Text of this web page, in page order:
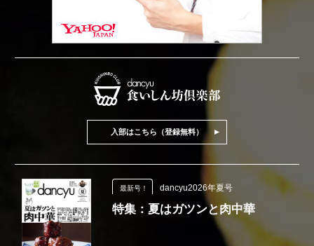
入部はこちら（登録無料）
最新号！ dancyu2026年夏号
特集：夏はガツンと肉中華